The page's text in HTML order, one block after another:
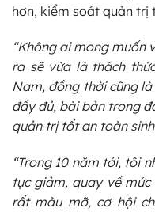
hơn, kiểm soát quản trị
“Không ai mong muốn
ra sẽ vừa là thách
Nam, đồng thời cũng
đầy đủ, bài bản trong
quản trị tốt an toàn sinh
“Trong 10 năm tới, tôi
tục giảm, quay về
rất màu mỡ, cơ hội